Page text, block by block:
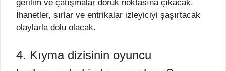
gerilim ve çatışmalar doruk noktasına çıkacak.
İhanetler, sırlar ve entrikalar izleyiciyi şaşırtacak
olaylarla dolu olacak.
4. Kıyma dizisinin oyuncu